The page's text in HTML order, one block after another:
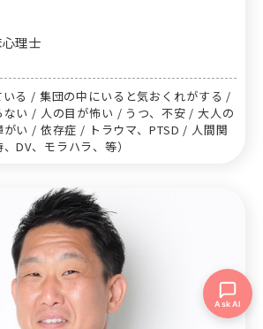
理士
る / 集団の中にいると気おくれがする /
ない / 人の目が怖い / うつ、不安 / 大人の
い / 依存症 / トラウマ、PTSD / 人間関
DV、モラハラ、等）
Ask AI